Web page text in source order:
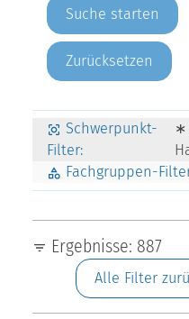
Zurücksetzen
Schwerpunkt-
Filter:
∗
Fachgruppen-
Ergebnisse: 887
Alle Filter